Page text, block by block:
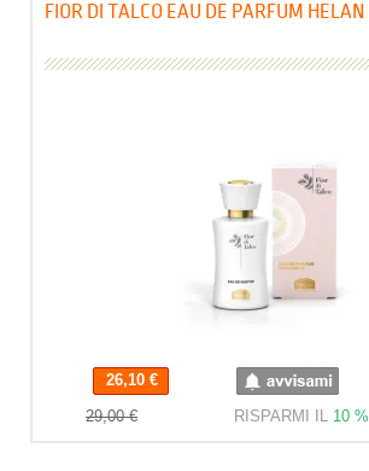
FIOR DI TALCO EAU DE PARFUM HELAN
26,10 €
29,00 € RISPARMI IL 10 %